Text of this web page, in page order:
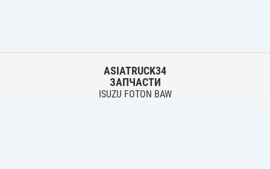
ASIATRUCK34
ЗАПЧАСТИ
ISUZU FOTON BAW